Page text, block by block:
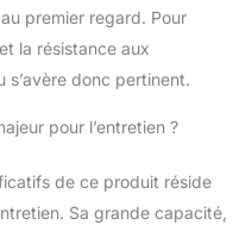
Si nécessaire,
également être
rend très pratique
les cours, les
où à
ou à
premier regard. Pour
la résistance aux
s’avère donc pertinent.
pour l’entretien ?
de ce produit réside
Sa grande capacité,